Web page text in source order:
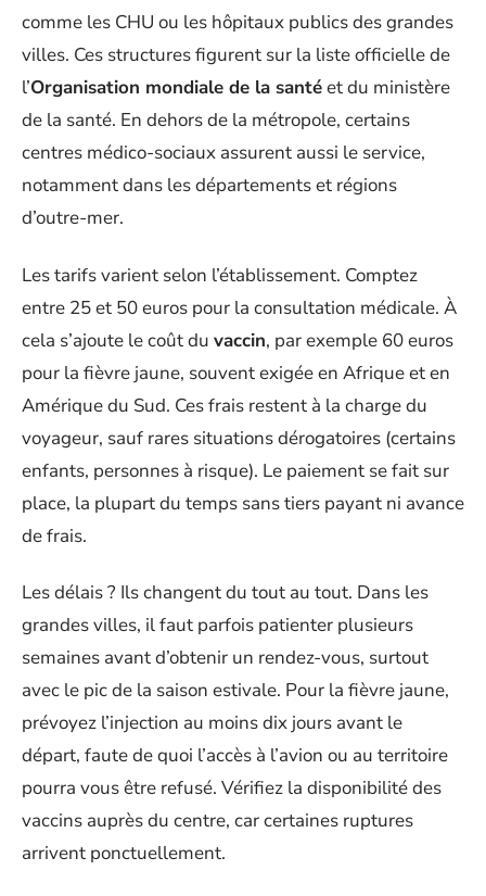
comme les CHU ou les hôpitaux publics des grandes
villes. Ces structures figurent sur la liste officielle de
l’Organisation mondiale de la santéet du ministère
de la santé. En dehors de la métropole, certains
centres médico-sociaux assurent aussi le service,
notamment dans les départements et régions
d’outre-mer.
Les tarifs varient selon l’établissement. Comptez
entre 25 et 50 euros pour la consultation médicale. À
cela s’ajoute le coût du vaccin, par exemple 60 euros
pour la fièvre jaune, souvent exigée en Afrique et en
Amérique du Sud. Ces frais restent à la charge du
voyageur, sauf rares situations dérogatoires (certains
enfants, personnes à risque). Le paiement se fait sur
place, la plupart du temps sans tiers payant ni avance
de frais.
Les délais ? Ils changent du tout au tout. Dans les
grandes villes, il faut parfois patienter plusieurs
semaines avant d’obtenir un rendez-vous, surtout
avec le pic de la saison estivale. Pour la fièvre jaune,
prévoyez l’injection au moins dix jours avant le
départ, faute de quoi l’accès à l’avion ou au territoire
pourra vous être refusé. Vérifiez la disponibilité des
vaccins auprès du centre, car certaines ruptures
arrivent ponctuellement.